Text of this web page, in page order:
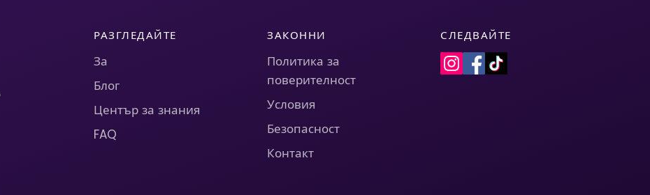
РАЗГЛЕДАЙТЕ
За
Блог
Център за знания
FAQ
ЗАКОННИ
Политика за
поверителност
Условия
Безопасност
Контакт
СЛЕДВАЙТЕ